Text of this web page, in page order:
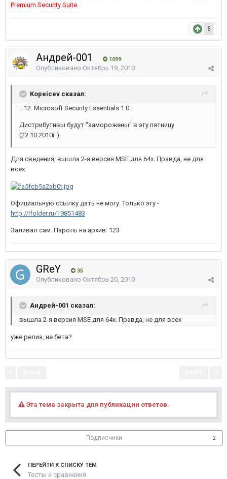
Premium Security Suite.
5
Андрей-001 1099
Опубликовано Октябрь 19, 2010
Kopeicev сказал:
...12. Microsoft Security Essentials 1.0...
Дистрибутивы будут "заморожены" в эту пятницу
(22.10.2010г.).
Для сведения, вышла 2-я версия MSE для 64х. Правда, не для
всех.
Официальную ссылку дать не могу. Только эту -
http://ifolder.ru/19851483
Заливал сам. Пароль на архив: 123
GReY 35
Опубликовано Октябрь 20, 2010
Андрей-001 сказал:
вышла 2-я версия MSE для 64х. Правда, не для всех
уже релиз, не бета?
Эта тема закрыта для публикации ответов.
Подписчики 2
ПЕРЕЙТИ К СПИСКУ ТЕМ
Тесты и сравнения